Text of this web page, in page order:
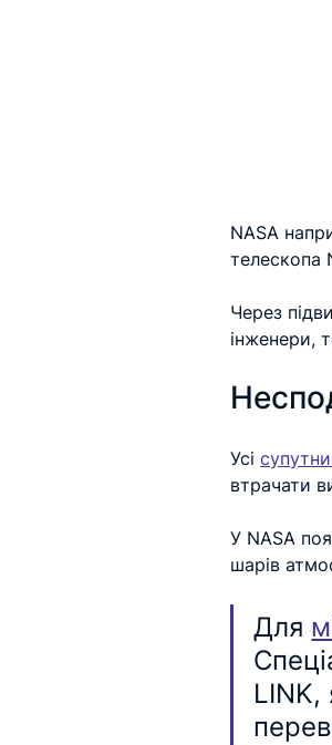
NASA
телескопа
Через
інженери,
Усі
втрачати
У NASA
шарів
Для
LINK,